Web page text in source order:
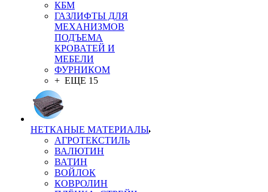
КБМ
ГАЗЛИФТЫ ДЛЯ
МЕХАНИЗМОВ
ПОДЪЕМА
КРОВАТЕЙ И
МЕБЕЛИ
ФУРНИКОМ
+ ЕЩЕ 15
НЕТКАНЫЕ МАТЕРИАЛЫ
АГРОТЕКСТИЛЬ
ВАЛЮТИН
ВАТИН
ВОЙЛОК
КОВРОЛИН